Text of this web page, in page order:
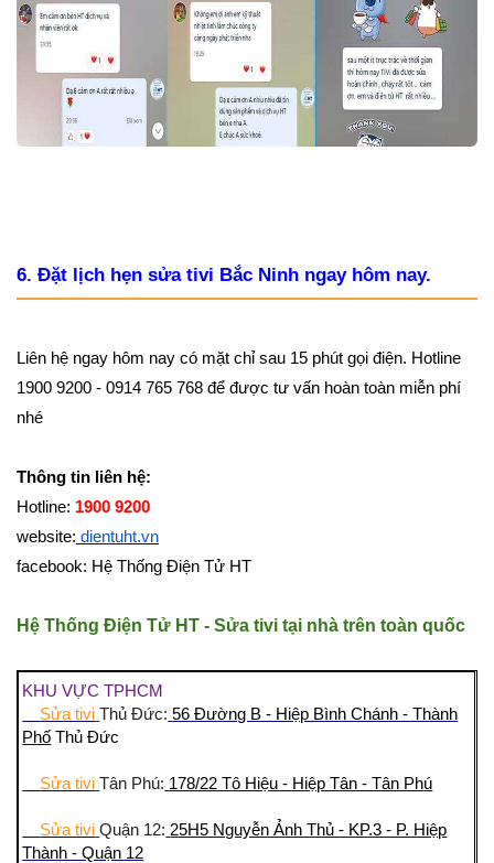
6. Đặt lịch hẹn sửa tivi Bắc Ninh ngay hôm nay.
Liên hệ ngay hôm nay có mặt chỉ sau 15 phút gọi điện. Hotline
1900 9200 - 0914 765 768 để được tư vấn hoàn toàn miễn phí
nhé
Thông tin liên hệ:
Hotline: 1900 9200
website: dientuht.vn
facebook: Hệ Thống Điện Tử HT
Hệ Thống Điện Tử HT - Sửa tivi tại nhà trên toàn quốc
KHU VỰC TPHCM
Sửa tivi Thủ Đức: 56 Đường B - Hiệp Bình Chánh - Thành
Phố Thủ Đức
Sửa tivi Tân Phú: 178/22 Tô Hiệu - Hiệp Tân - Tân Phú
Sửa tivi Quận 12: 25H5 Nguyễn Ảnh Thủ - KP.3 - P. Hiệp
Thành - Quận 12